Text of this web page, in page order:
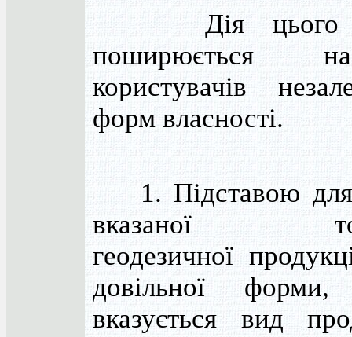
Дія цього
поширюється
користувачів
форм власності.
1. Підставою для
вказаної
геодезичної
довільної
вказується вид